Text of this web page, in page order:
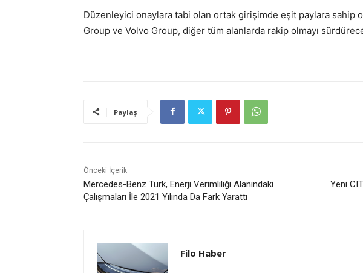
Düzenleyici onaylara tabi olan ortak girişimde eşit paylara sahip
Group ve Volvo Group, diğer tüm alanlarda rakip olmayı
Paylaş
Önceki İçerik
Mercedes-Benz Türk, Enerji Verimliliği Alanındaki
Çalışmaları İle 2021 Yılında Da Fark Yarattı
Yeni
Filo Haber